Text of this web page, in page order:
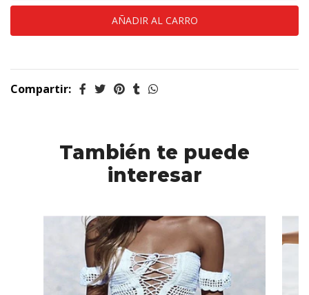
Compartir:
También te puede
interesar